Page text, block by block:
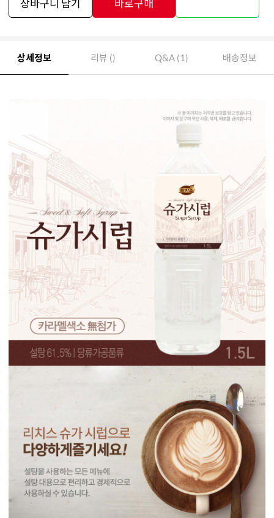
장바구니 담기 바로구매
상세정보 리뷰 () Q&A (1) 배송정보